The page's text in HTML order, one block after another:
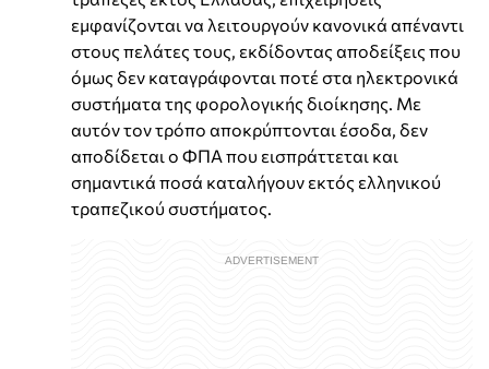
εμφανίζονται να λειτουργούν κανονικά απέναντι
στους πελάτες τους, εκδίδοντας αποδείξεις που
όμως δεν καταγράφονται ποτέ στα ηλεκτρονικά
συστήματα της φορολογικής διοίκησης. Με
αυτόν τον τρόπο αποκρύπτονται έσοδα, δεν
αποδίδεται ο ΦΠΑ που εισπράττεται και
σημαντικά ποσά καταλήγουν εκτός ελληνικού
τραπεζικού συστήματος.